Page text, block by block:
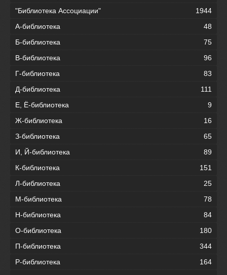
"Библиотека Ассоциации"
1944
А-библиотека
48
Б-библиотека
75
В-библиотека
96
Г-библиотека
83
Д-библиотека
111
Е, Ё-библиотека
9
Ж-библиотека
16
З-библиотека
65
И, Й-библиотека
89
К-библиотека
151
Л-библиотека
25
М-библиотека
78
Н-библиотека
84
О-библиотека
180
П-библиотека
344
Р-библиотека
164